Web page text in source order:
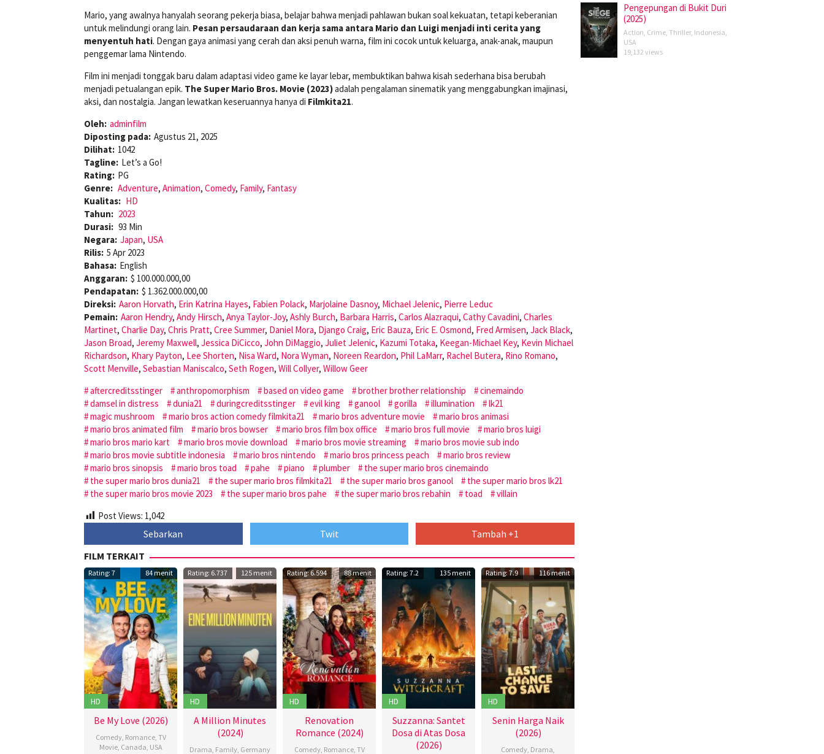
Mario, yang awalnya hanyalah seorang pekerja biasa, belajar bahwa menjadi pahlawan bukan soal kekuatan, tetapi keberanian
untuk melindungi orang lain. Pesan persaudaraan dan kerja sama antara Mario dan Luigi menjadi inti cerita yang
menyentuh hati. Dengan gaya animasi yang cerah dan aksi penuh warna, film ini cocok untuk keluarga, anak-anak, maupun
penggemar lama Nintendo.
Film ini menjadi tonggak baru dalam adaptasi video game ke layar lebar, membuktikan bahwa kisah sederhana bisa berubah
menjadi petualangan epik. The Super Mario Bros. Movie (2023)adalah pengalaman sinematik yang menggabungkan imajinasi,
aksi, dan nostalgia. Jangan lewatkan keseruannya hanya di Filmkita21.
Oleh: adminfilm
Diposting pada: Agustus 21, 2025
Dilihat: 1042
Tagline: Let’s a Go!
Rating: PG
Genre: Adventure, Animation, Comedy, Family, Fantasy
Kualitas: HD
Tahun: 2023
Durasi: 93 Min
Negara: Japan, USA
Rilis: 5 Apr 2023
Bahasa: English
Anggaran: $ 100.000.000,00
Pendapatan: $ 1.362.000.000,00
Direksi: Aaron Horvath, Erin Katrina Hayes, Fabien Polack, Marjolaine Dasnoy, Michael Jelenic, Pierre Leduc
Pemain: Aaron Hendry, Andy Hirsch, Anya Taylor-Joy, Ashly Burch, Barbara Harris, Carlos Alazraqui, Cathy Cavadini, Charles
Martinet, Charlie Day, Chris Pratt, Cree Summer, Daniel Mora, Django Craig, Eric Bauza, Eric E. Osmond, Fred Armisen, Jack Black,
Jason Broad, Jeremy Maxwell, Jessica DiCicco, John DiMaggio, Juliet Jelenic, Kazumi Totaka, Keegan-Michael Key, Kevin Michael
Richardson, Khary Payton, Lee Shorten, Nisa Ward, Nora Wyman, Noreen Reardon, Phil LaMarr, Rachel Butera, Rino Romano,
Scott Menville, Sebastian Maniscalco, Seth Rogen, Will Collyer, Willow Geer
aftercreditsstinger
anthropomorphism based on video game brother brother relationship
cinemaindo
damsel in distress
dunia21 duringcreditsstinger evil king ganool gorilla illumination
lk21
magic mushroom
mario bros action comedy filmkita21 mario bros adventure movie
mario bros animasi
mario bros animated film
mario bros bowser mario bros film box office mario bros full movie
mario bros luigi
mario bros mario kart
mario bros movie download mario bros movie streaming
mario bros movie sub indo
mario bros movie subtitle indonesia
mario bros nintendo mario bros princess peach
mario bros review
mario bros sinopsis
mario bros toad pahe piano plumber
the super mario bros cinemaindo
the super mario bros dunia21
the super mario bros filmkita21 the super mario bros ganool
the super mario bros lk21
the super mario bros movie 2023
the super mario bros pahe the super mario bros rebahin toad
villain
Post Views: 1,042
Sebarkan Twit
Tambah +1
FILM TERKAIT
Rating: 7 84 menit
HD
Be My Love (2026)
Comedy, Romance, TV
Movie, Canada, USA
Rating: 6.737 125 menit
HD
A Million Minutes
(2024)
Drama, Family, Germany
Rating: 6.594 88 menit
HD
Renovation
Romance (2024)
Comedy, Romance, TV
Rating: 7.2 135 menit
HD
Suzzanna: Santet
Dosa di Atas Dosa
(2026)
Rating: 7.9 116 menit
HD
Senin Harga Naik
(2026)
Comedy, Drama,
Pengepungan di Bukit Duri
(2025)
Action, Crime, Thriller, Indonesia,
USA
19,132 views